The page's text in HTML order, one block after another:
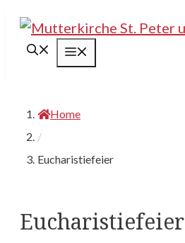
Springe
Inhalt
Home
/
Eucharistiefeier
Eucharistiefeier